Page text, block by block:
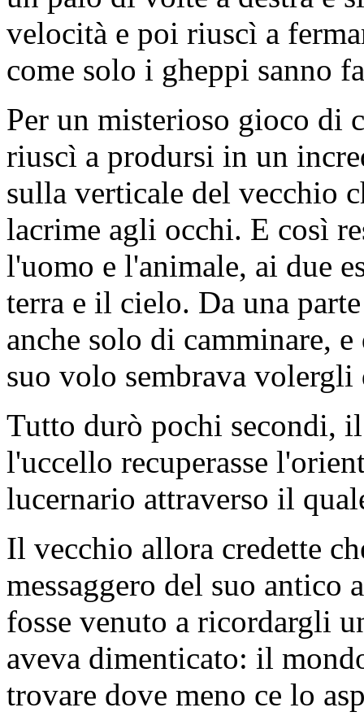
velocità e poi riuscì a
come solo i gheppi sanno
Per un misterioso gioco di
riuscì a prodursi in un
sulla verticale del vecchio
lacrime agli occhi. E così
l'uomo e l'animale, ai due
terra e il cielo. Da una
anche solo di camminare,
suo volo sembrava volergli
Tutto durò pochi secondi,
l'uccello recuperasse
lucernario attraverso il
Il vecchio allora credette
messaggero del suo antico
fosse venuto a ricordargli
aveva dimenticato: il
trovare dove meno ce lo